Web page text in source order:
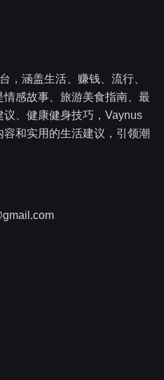
，涵盖生活、赚钱、流行、
感故事、旅游美食指南、最
、健康健身技巧，Vaynus
和实用的生活建议，引领潮